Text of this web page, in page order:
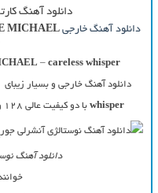
دانلود آهنگ
دانلود آهنگ خارجی MICHAEL
– careless whisper
دانلود آهنگ خارجی و بسیار زیبای
whisper با دو کیفیت عالی ۱۲۸ و ۳۲۰ به همراه متن آهنگ و ترجمه فارسی
دانلود آهنگ